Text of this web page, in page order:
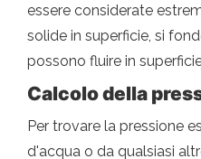
essere considerate
solide in superficie, si
possono fluire in
Calcolo della
Per trovare la pressione
d'acqua o da qualsiasi